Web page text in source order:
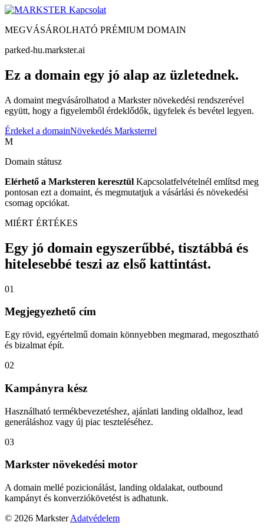
Kapcsolat
MEGVÁSÁROLHATÓ PRÉMIUM DOMAIN
parked-hu.markster.ai
Ez a domain egy jó alap az üzletednek.
A domaint megvásárolhatod a Markster növekedési rendszerével
együtt, hogy a figyelemből érdeklődők, ügyfelek és bevétel legyen.
Érdekel a domainNövekedés Marksterrel
M
Domain státusz
Elérhető a Marksteren keresztül Kapcsolatfelvételnél említsd meg
pontosan ezt a domaint, és megmutatjuk a vásárlási és növekedési
csomag opciókat.
MIÉRT ÉRTÉKES
Egy jó domain egyszerűbbé, tisztábbá és
hitelesebbé teszi az első kattintást.
01
Megjegyezhető cím
Egy rövid, egyértelmű domain könnyebben megmarad, megosztható
és bizalmat épít.
02
Kampányra kész
Használható termékbevezetéshez, ajánlati landing oldalhoz, lead
generáláshoz vagy új piac teszteléséhez.
03
Markster növekedési motor
A domain mellé pozicionálást, landing oldalakat, outbound
kampányt és konverziókövetést is adhatunk.
© 2026 Markster Adatvédelem